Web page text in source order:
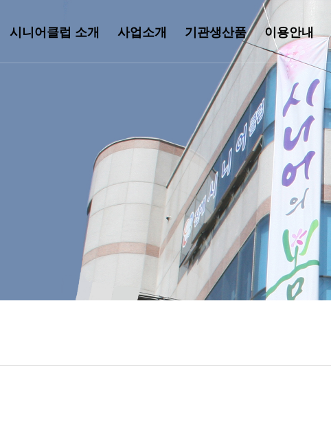
시니어클럽 소개 사업소개 기관생산품 이용안내